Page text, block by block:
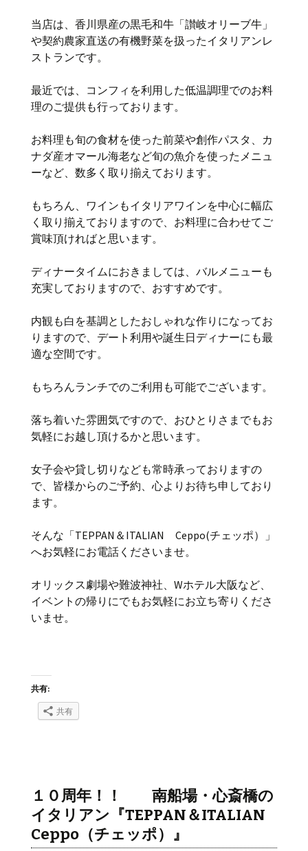
当店は、香川県産の黒毛和牛「讃岐オリーブ牛」
や契約農家直送の有機野菜を扱ったイタリアンレ
ストランです。
最近では、コンフィを利用した低温調理でのお料
理のご提供も行っております。
お料理も旬の食材を使った前菜や創作パスタ、カ
ナダ産オマール海老など旬の魚介を使ったメニュ
ーなど、数多く取り揃えております。
もちろん、ワインもイタリアワインを中心に幅広
く取り揃えておりますので、お料理に合わせてご
賞味頂ければと思います。
ディナータイムにおきましては、バルメニューも
充実しておりますので、おすすめです。
内観も白を基調としたおしゃれな作りになってお
りますので、デート利用や誕生日ディナーにも最
適な空間です。
もちろんランチでのご利用も可能でございます。
落ち着いた雰囲気ですので、おひとりさまでもお
気軽にお越し頂けるかと思います。
女子会や貸し切りなども常時承っておりますの
で、皆様からのご予約、心よりお待ち申しており
ます。
そんな「TEPPAN＆ITALIAN Ceppo(チェッポ）」
へお気軽にお電話くださいませ。
オリックス劇場や難波神社、Wホテル大阪など、
イベントの帰りにでもお気軽にお立ち寄りくださ
いませ。
共有:
共有
１０周年！！ 南船場・心斎橋の
イタリアン『TEPPAN＆ITALIAN
Ceppo（チェッポ）』